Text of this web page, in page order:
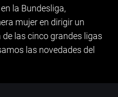
la Bundesliga,
mujer en dirigir un
las cinco grandes ligas
las novedades del